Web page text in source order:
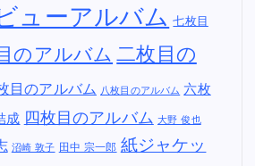
ューアルバム 七枚目
のアルバム 二枚目の
目のアルバム 八枚目のアルバム 六枚
成 四枚目のアルバム 大野 俊也
沼崎 敦子 田中 宗一郎 紙ジャケッ